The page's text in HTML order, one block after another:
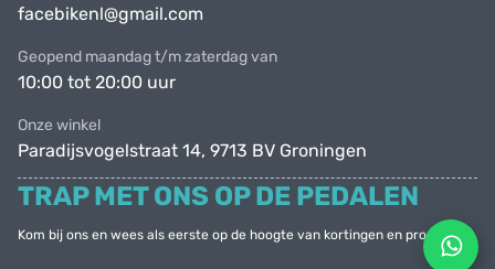
facebikenl@gmail.com
Geopend maandag t/m zaterdag van
10:00 tot 20:00 uur
Onze winkel
Paradijsvogelstraat 14, 9713 BV Groningen
TRAP MET ONS OP DE PEDALEN
Kom bij ons en wees als eerste op de hoogte van kortingen en promoties